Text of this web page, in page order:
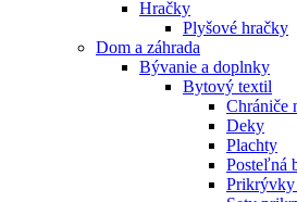
Hračky
Plyšové hračky
Dom a záhrada
Bývanie a doplnky
Bytový textil
Chrániče
Deky
Plachty
Posteľná
Prikrývky